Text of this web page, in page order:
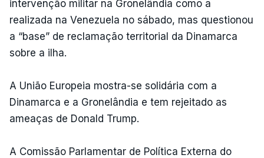
intervenção militar na Gronelândia como a
realizada na Venezuela no sábado, mas questionou
a “base” de reclamação territorial da Dinamarca
sobre a ilha.
A União Europeia mostra-se solidária com a
Dinamarca e a Gronelândia e tem rejeitado as
ameaças de Donald Trump.
A Comissão Parlamentar de Política Externa do